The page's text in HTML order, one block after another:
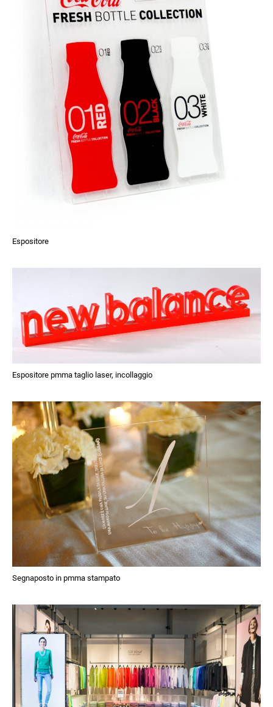
Espositore
Espositore pmma taglio laser, incollaggio
Segnaposto in pmma stampato